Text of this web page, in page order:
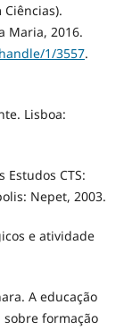
Maria, 2016.
1/3557.
Lisboa:
Estudos CTS:
Nepet, 2003.
e atividade
A educação
sobre formação